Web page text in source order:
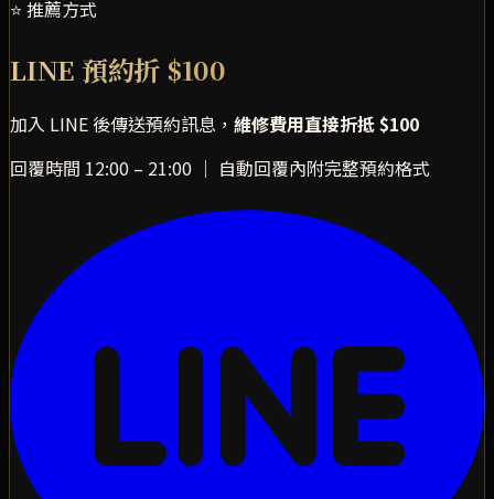
⭐ 推薦方式
LINE 預約折 $100
加入 LINE 後傳送預約訊息， 維修費用直接折抵 $100
回覆時間 12:00 – 21:00 ｜ 自動回覆內附完整預約格式